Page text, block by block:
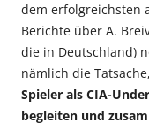
dem erfolgreichsten
Berichte über A.
die in Deutschland)
nämlich die Tatsache,
Spieler als CIA-
begleiten und